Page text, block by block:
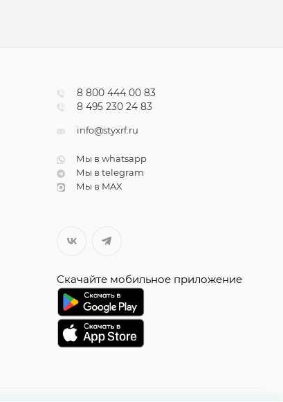
8 800 444 00 83
8 495 230 24 83
info@styxrf.ru
Мы в whatsapp
Мы в telegram
Мы в MAX
Скачайте мобильное приложение